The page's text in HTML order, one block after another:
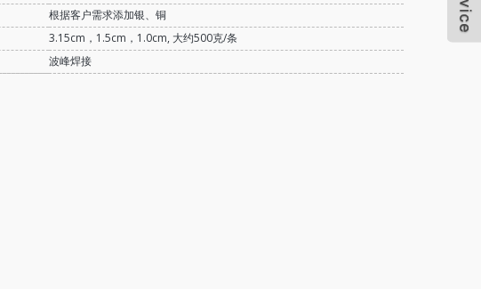
根据客户需求添加银、铜
3.15cm，1.5cm，1.0cm, 大约500克/条
波峰焊接